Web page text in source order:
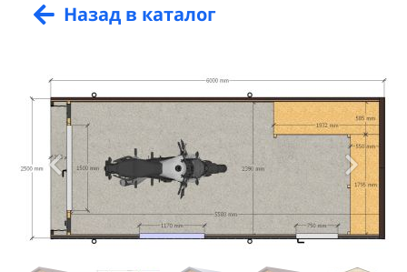
Назад в каталог